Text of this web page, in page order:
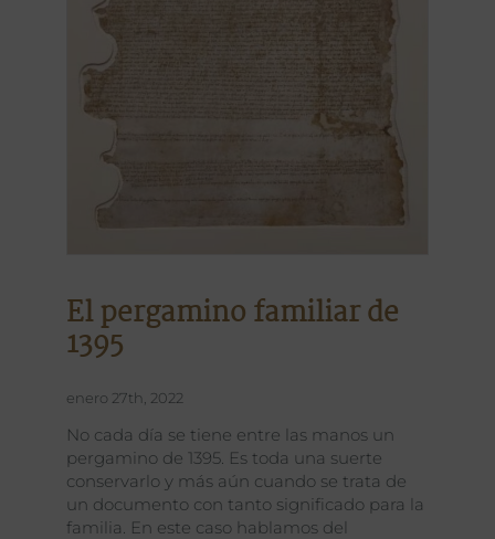
El pergamino familiar de
1395
enero 27th, 2022
No cada día se tiene entre las manos un
pergamino de 1395. Es toda una suerte
conservarlo y más aún cuando se trata de
un documento con tanto significado para la
familia. En este caso hablamos del